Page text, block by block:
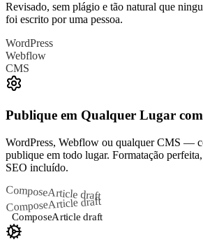
Revisado, sem plágio e tão natural que
foi escrito por uma pessoa.
WordPress
Webflow
CMS
Publique em Qualquer Lugar
WordPress, Webflow ou qualquer CMS —
publique em todo lugar. Formatação
SEO incluído.
ComposeArticle draft
ComposeArticle draft
ComposeArticle draft